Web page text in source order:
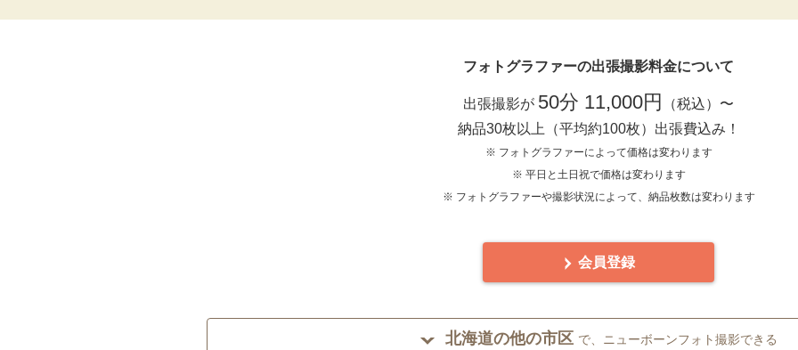
フォトグラファーの出張撮影料金について
出張撮影が 50分 11,000円
（税込）〜
納品30枚以上（平均約100枚）出張費込み！
※ フォトグラファーによって価格は変わります
※ 平日と土日祝で価格は変わります
※ フォトグラファーや撮影状況によって、納品枚数は変わります
会員登録
北海道の他の市区 で、ニューボーンフォト撮影できる